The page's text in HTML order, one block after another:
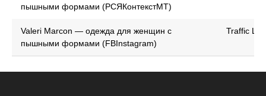
пышными формами (РСЯКонтекстМТ)
Valeri Marcon — одежда для женщин с
пышными формами (FBInstagram)
Traffic